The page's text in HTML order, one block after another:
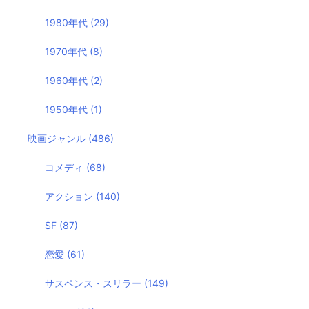
1980年代 (29)
1970年代 (8)
1960年代 (2)
1950年代 (1)
映画ジャンル (486)
コメディ (68)
アクション (140)
SF (87)
恋愛 (61)
サスペンス・スリラー (149)